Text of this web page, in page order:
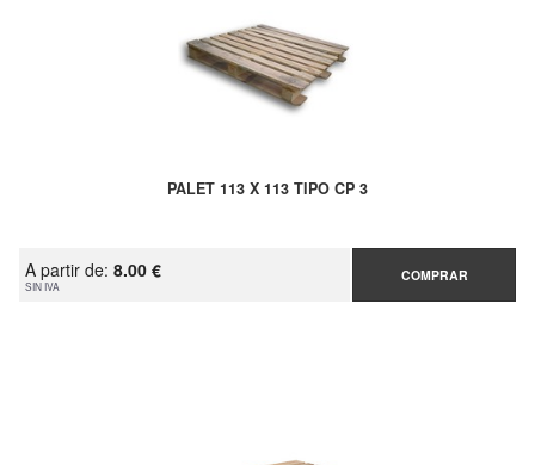
PALET 113 X 113 TIPO CP 3
A partir de: 8.00 €
SIN IVA
COMPRAR